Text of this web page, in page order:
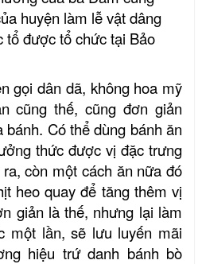
huyện làm lễ vật dâng
tổ được tổ chức tại Bảo
gọi dân dã, không hoa mỹ
cũng thế, cũng đơn giản
Có thể dùng bánh ăn
thức được vị đặc trưng
còn một cách ăn nữa đó
heo quay để tăng thêm vị
giản là thế, nhưng lại làm
một lần, sẽ lưu luyến mãi
hiệu trứ danh bánh bò